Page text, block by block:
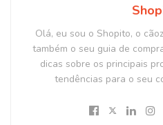
Olá, eu sou o Shopito, o
também o seu guia de
dicas sobre os principais
tendências para o seu